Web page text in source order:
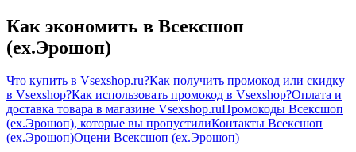
Как экономить в Всексшоп
(ex.Эрошоп)
Что купить в Vsexshop.ru?Как получить промокод или скидку
в Vsexshop?Как использовать промокод в Vsexshop?Оплата и
доставка товара в магазине Vsexshop.ruПромокоды Всексшоп
(ex.Эрошоп), которые вы пропустилиКонтакты Всексшоп
(ex.Эрошоп)Оцени Всексшоп (ex.Эрошоп)